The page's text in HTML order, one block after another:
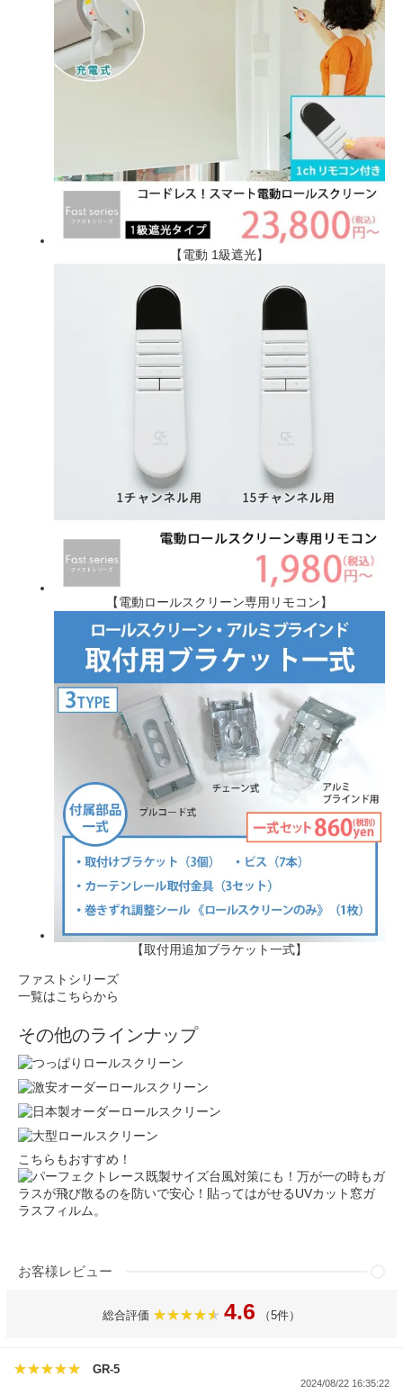
【電動 1級遮光】
【電動ロールスクリーン専用リモコン】
【取付用追加ブラケット一式】
ファストシリーズ
一覧はこちらから
その他のラインナップ
こちらもおすすめ！
台風対策にも！万が一の時もガ
ラスが飛び散るのを防いで安心！貼ってはがせるUVカット窓ガ
ラスフィルム。
お客様レビュー
総合評価 4.6 （5件）
GR-5
2024/08/22 16:35:22